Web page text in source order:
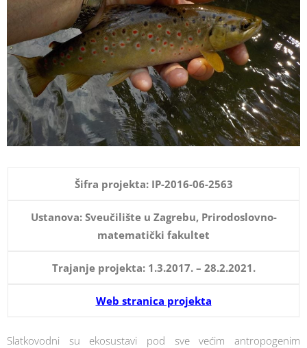
Šifra projekta: IP-2016-06-2563
Ustanova: Sveučilište u Zagrebu, Prirodoslovno-
matematički fakultet
Trajanje projekta: 1.3.2017. – 28.2.2021.
Web stranica projekta
Slatkovodni su ekosustavi pod sve većim antropogenim